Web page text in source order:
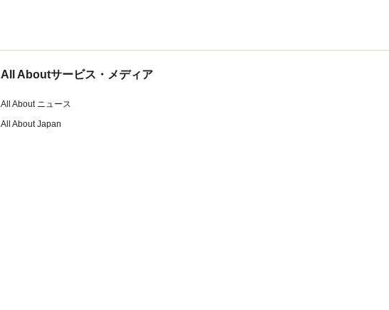
All Aboutサービス・メディア
All About ニュース
All About Japan